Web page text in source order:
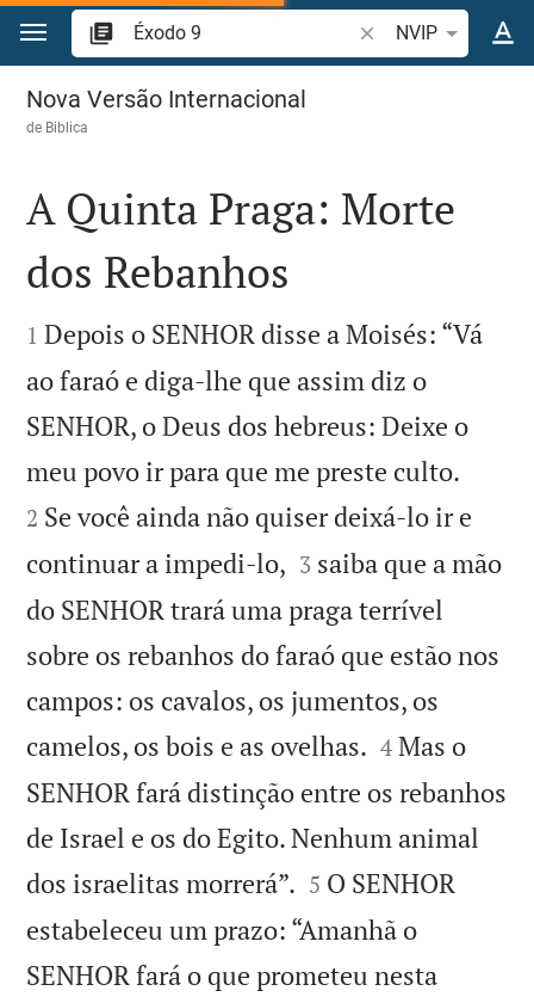
Ir para o conteúdo
Pesquise
NVIP
Éxodo 9
Nova Versão Internacional
de Biblica

A Quinta Praga: Morte
dos Rebanhos

1 Depois o SENHOR disse a Moisés: “Vá
ao faraó e diga-lhe que assim diz o
SENHOR, o Deus dos hebreus: Deixe o
meu povo ir para que me preste culto.
2 Se você ainda não quiser deixá-lo ir e
continuar a impedi-lo, 

3 saiba que a mão
do SENHOR trará uma praga terrível
sobre os rebanhos do faraó que estão nos
campos: os cavalos, os jumentos, os
camelos, os bois e as ovelhas. 

4 Mas o
SENHOR fará distinção entre os rebanhos
de Israel e os do Egito. Nenhum animal
dos israelitas morrerá”. 

5 O SENHOR
estabeleceu um prazo: “Amanhã o
SENHOR fará o que prometeu nesta